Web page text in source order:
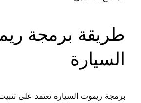
طريقة برمجة
السيارة
برمجة ريموت السيارة تعتمد على